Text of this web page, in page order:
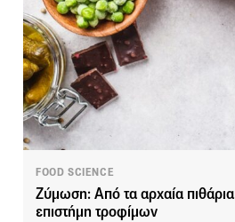
FOOD SCIENCE
Ζύμωση: Από τα αρχαία
επιστήμη τροφίμων